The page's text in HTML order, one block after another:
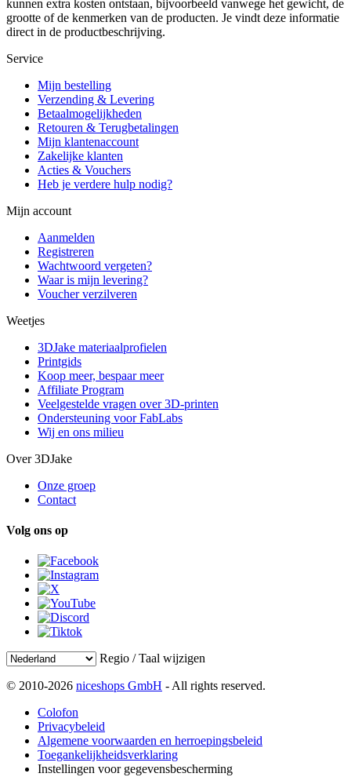
kunnen extra kosten ontstaan, bijvoorbeeld vanwege het gewicht, de
grootte of de kenmerken van de producten. Je vindt deze informatie
direct in de productbeschrijving.
Service
Mijn bestelling
Verzending & Levering
Betaalmogelijkheden
Retouren & Terugbetalingen
Mijn klantenaccount
Zakelijke klanten
Acties & Vouchers
Heb je verdere hulp nodig?
Mijn account
Aanmelden
Registreren
Wachtwoord vergeten?
Waar is mijn levering?
Voucher verzilveren
Weetjes
3DJake materiaalprofielen
Printgids
Koop meer, bespaar meer
Affiliate Program
Veelgestelde vragen over 3D-printen
Ondersteuning voor FabLabs
Wij en ons milieu
Over 3DJake
Onze groep
Contact
Volg ons op
Regio / Taal wijzigen
© 2010-2026 niceshops GmbH - All rights reserved.
Colofon
Privacybeleid
Algemene voorwaarden en herroepingsbeleid
Toegankelijkheidsverklaring
Instellingen voor gegevensbescherming